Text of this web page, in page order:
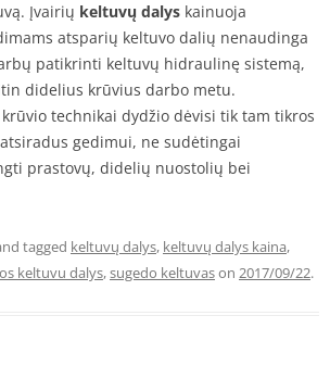
Įvairių keltuvų dalys kainuoja
atsparių keltuvo dalių nenaudinga
patikrinti keltuvų hidraulinę sistemą,
didelius krūvius darbo metu.
technikai dydžio dėvisi tik tam tikros
gedimui, ne sudėtingai
prastovų, didelių nuostolių bei
tagged keltuvų dalys, keltuvų dalys kaina,
keltuvu dalys,sugedo keltuvason 2017/09/22.